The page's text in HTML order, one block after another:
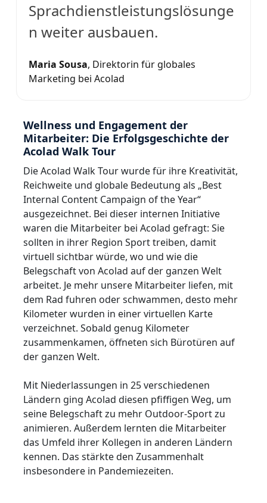
Sprachdienstleistungslösunge
n weiter ausbauen.
Maria Sousa, Direktorin für globales
Marketing bei Acolad
Wellness und Engagement der
Mitarbeiter: Die Erfolgsgeschichte der
Acolad Walk Tour
Die Acolad Walk Tour wurde für ihre Kreativität,
Reichweite und globale Bedeutung als „Best
Internal Content Campaign of the Year“
ausgezeichnet. Bei dieser internen Initiative
waren die Mitarbeiter bei Acolad gefragt: Sie
sollten in ihrer Region Sport treiben, damit
virtuell sichtbar würde, wo und wie die
Belegschaft von Acolad auf der ganzen Welt
arbeitet. Je mehr unsere Mitarbeiter liefen, mit
dem Rad fuhren oder schwammen, desto mehr
Kilometer wurden in einer virtuellen Karte
verzeichnet. Sobald genug Kilometer
zusammenkamen, öffneten sich Bürotüren auf
der ganzen Welt.
Mit Niederlassungen in 25 verschiedenen
Ländern ging Acolad diesen pfiffigen Weg, um
seine Belegschaft zu mehr Outdoor-Sport zu
animieren. Außerdem lernten die Mitarbeiter
das Umfeld ihrer Kollegen in anderen Ländern
kennen. Das stärkte den Zusammenhalt
insbesondere in Pandemiezeiten.